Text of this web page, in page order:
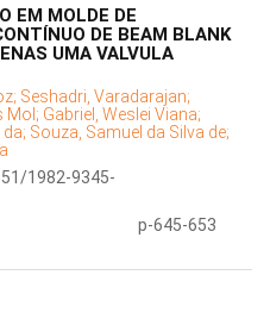
EM MOLDE DE
DE BEAM BLANK
UMA VALVULA
Seshadri, Varadarajan;
Mol; Gabriel, Weslei Viana;
Souza, Samuel da Silva de;
1982-9345-
p-645-653